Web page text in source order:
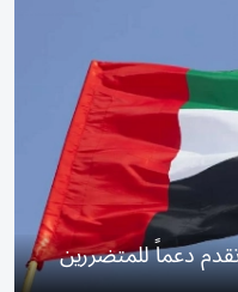
دعماً للمتضررين